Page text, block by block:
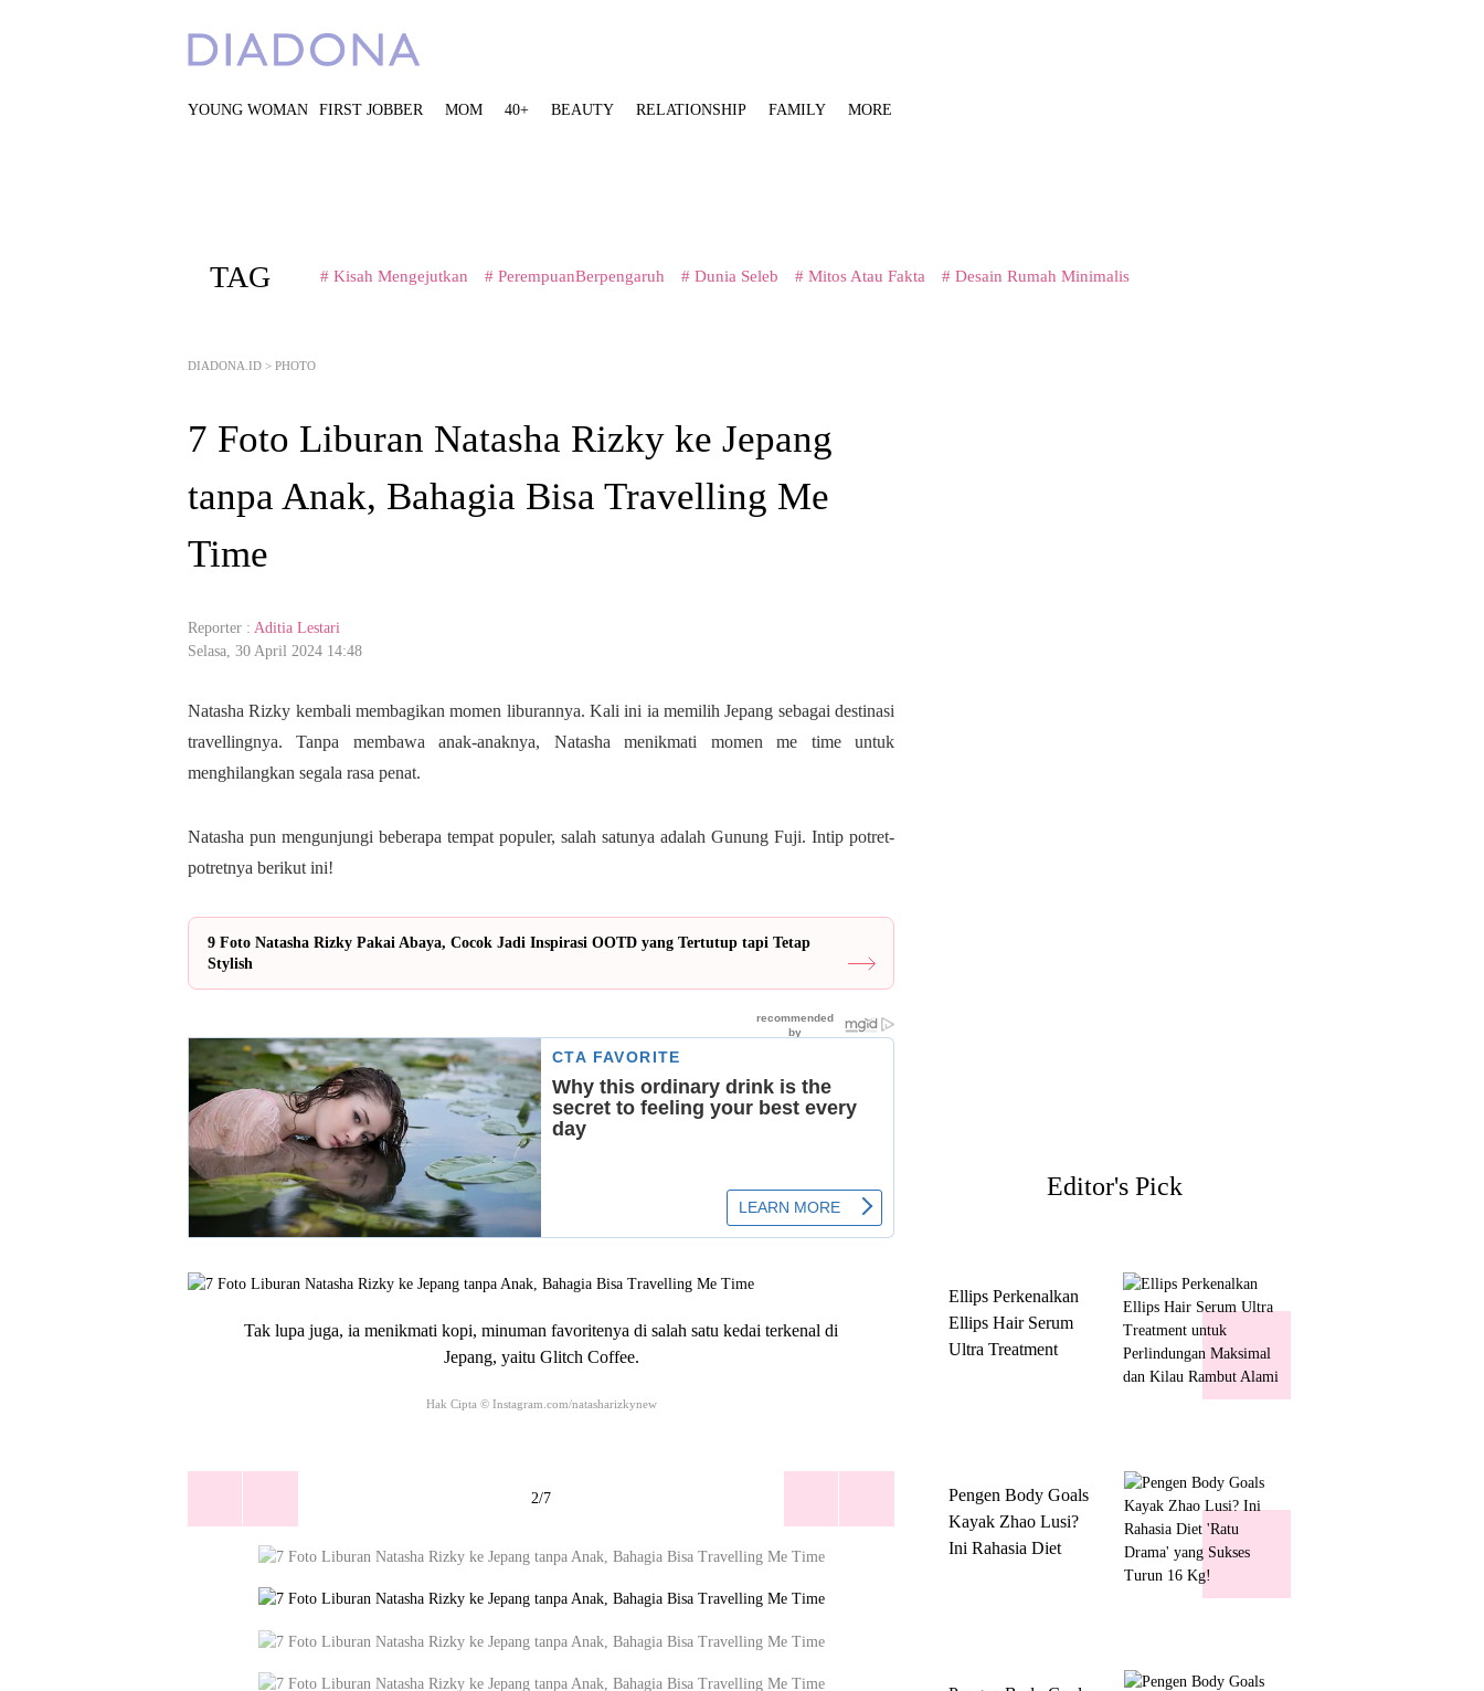
YOUNG WOMAN FIRST JOBBER MOM 40+ BEAUTY RELATIONSHIP FAMILY MORE
TAG # Kisah Mengejutkan # PerempuanBerpengaruh # Dunia Seleb # Mitos Atau Fakta # Desain Rumah Minimalis
DIADONA.ID > PHOTO
7 Foto Liburan Natasha Rizky ke Jepang
tanpa Anak, Bahagia Bisa Travelling Me
Time
Reporter : Aditia Lestari
Selasa, 30 April 2024 14:48
Natasha Rizky kembali membagikan momen liburannya. Kali ini ia memilih Jepang sebagai destinasi
travellingnya. Tanpa membawa anak-anaknya, Natasha menikmati momen me time untuk
menghilangkan segala rasa penat.
Natasha pun mengunjungi beberapa tempat populer, salah satunya adalah Gunung Fuji. Intip potret-
potretnya berikut ini!
9 Foto Natasha Rizky Pakai Abaya, Cocok Jadi Inspirasi OOTD yang Tertutup tapi Tetap
Stylish
Tak lupa juga, ia menikmati kopi, minuman favoritenya di salah satu kedai terkenal di
Jepang, yaitu Glitch Coffee.
Hak Cipta © Instagram.com/natasharizkynew
2/7
Editor's Pick
Ellips Perkenalkan
Ellips Hair Serum
Ultra Treatment
Pengen Body Goals
Kayak Zhao Lusi?
Ini Rahasia Diet